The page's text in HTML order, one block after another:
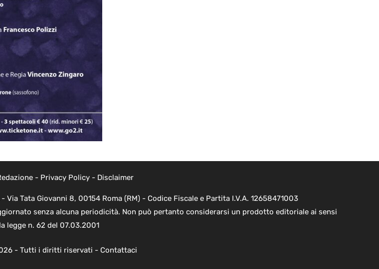
- Privacy Policy- Disclaimer
Via Tata Giovanni 8, 00154 Roma (RM) - Codice Fiscale e Partita I.V.A. 12658471003
senza alcuna periodicità. Non può pertanto considerarsi un prodotto editoriale ai sensi
legge n. 62 del 07.03.2001
- Tutti i diritti riservati - Contattaci